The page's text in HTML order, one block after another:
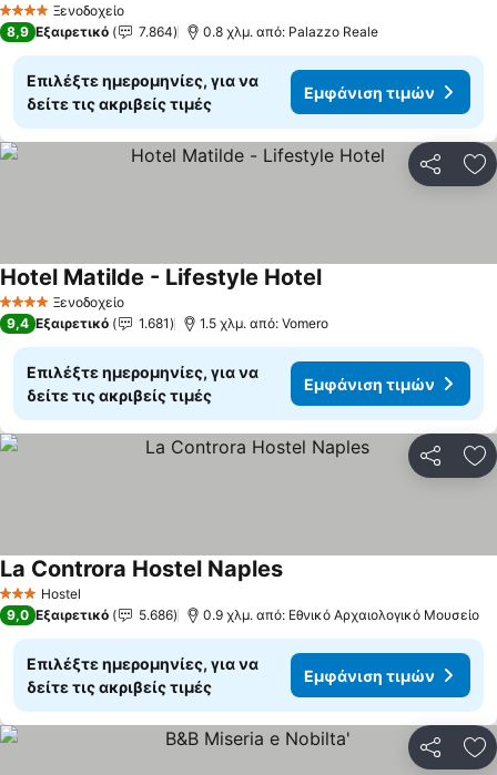
4 ΑστέριαΞενοδοχείο
8,9 Εξαιρετικό 7.864 0.8 χλμ. από: Palazzo Reale
Επιλέξτε ημερομηνίες, για να
δείτε τις ακριβείς τιμές
Εμφάνιση τιμών
4 ΑστέριαΞενοδοχείο
Hotel Matilde - Lifestyle HotelΕμφάνιση τιμών
9,4 Εξαιρετικό 1.681 1.5 χλμ. από: Vomero
Επιλέξτε ημερομηνίες, για να
δείτε τις ακριβείς τιμές
Εμφάνιση τιμών
3 ΑστέριαHostel
La Controra Hostel NaplesΕμφάνιση τιμών
9,0 Εξαιρετικό 5.686 0.9 χλμ. από: Εθνικό Αρχαιολογικό Μουσείο
Επιλέξτε ημερομηνίες, για να
δείτε τις ακριβείς τιμές
Εμφάνιση τιμών